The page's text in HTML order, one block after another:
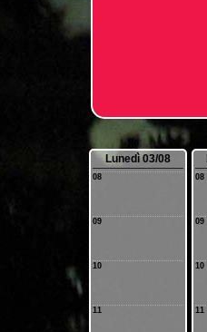
Lunedì 03/08
08
09
10
11
08
09
10
11